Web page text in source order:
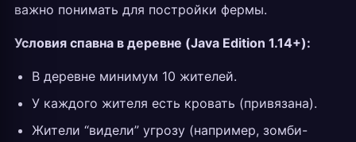
важно понимать для постройки фермы.
Условия спавна в деревне (Java Edition 1.14+):
В деревне минимум 10 жителей.
У каждого жителя есть кровать (привязана).
Жители “видели” угрозу (например, зомби-